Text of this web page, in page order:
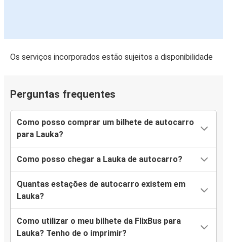
Os serviços incorporados estão sujeitos a disponibilidade
Perguntas frequentes
Como posso comprar um bilhete de autocarro
para Lauka?
Como posso chegar a Lauka de autocarro?
Quantas estações de autocarro existem em
Lauka?
Como utilizar o meu bilhete da FlixBus para
Lauka? Tenho de o imprimir?